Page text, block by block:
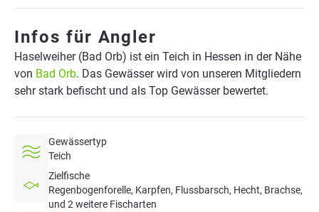
Infos für Angler
Haselweiher (Bad Orb) ist ein Teich in Hessen in der Nähe
von Bad Orb. Das Gewässer wird von unseren Mitgliedern
sehr stark befischt und als Top Gewässer bewertet.
Gewässertyp
Teich
Zielfische
Regenbogenforelle, Karpfen, Flussbarsch, Hecht, Brachse,
und 2 weitere Fischarten